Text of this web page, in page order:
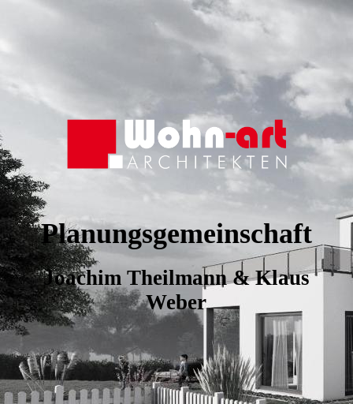
Planungsgemeinschaft
Joachim Theilmann & Klaus
Weber